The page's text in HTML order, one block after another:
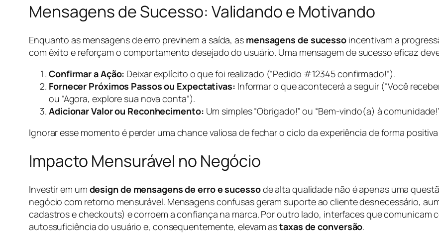
Mensagens de Sucesso: Validando e Motivando
Enquanto as mensagens de erro previnem a saída, as mensagens de sucessoincentivam a
com êxito e reforçam o comportamento desejado do usuário. Uma mensagem de sucesso eficaz
Confirmar a Ação: Deixar explícito o que foi realizado (“Pedido #12345 confirmado!”).
Fornecer Próximos Passos ou Expectativas: Informar o que acontecerá a seguir (“Você
ou “Agora, explore sua nova conta”).
Adicionar Valor ou Reconhecimento: Um simples “Obrigado!” ou “Bem-vindo(a) à
Ignorar esse momento é perder uma chance valiosa de fechar o ciclo da experiência de forma
Impacto Mensurável no Negócio
Investir em um design de mensagens de erro e sucessode alta qualidade não é apenas uma
negócio com retorno mensurável. Mensagens confusas geram suporte ao cliente desnecessário,
cadastros e checkouts) e corroem a confiança na marca. Por outro lado, interfaces que comunicam
autossuficiência do usuário e, consequentemente, elevam astaxas de conversão.